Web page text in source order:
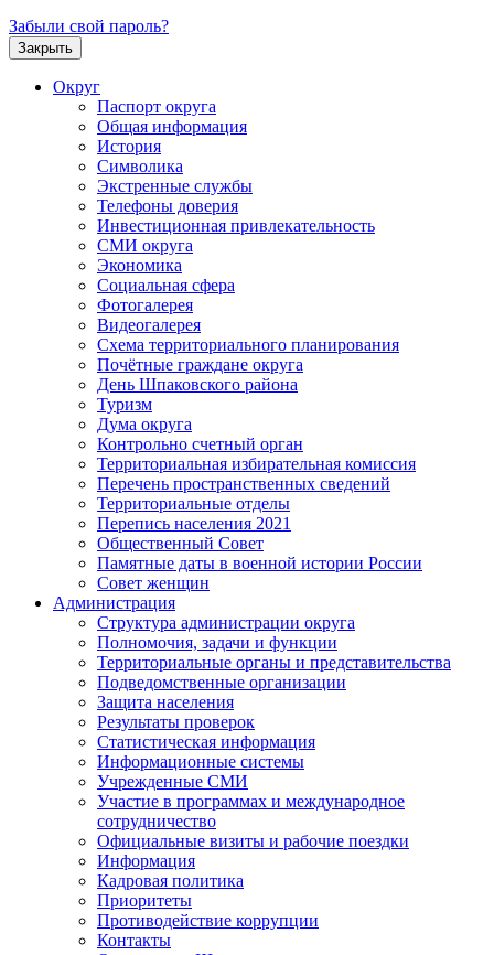
Забыли свой пароль?
Закрыть
Округ
Паспорт округа
Общая информация
История
Символика
Экстренные службы
Телефоны доверия
Инвестиционная привлекательность
СМИ округа
Экономика
Социальная сфера
Фотогалерея
Видеогалерея
Схема территориального планирования
Почётные граждане округа
День Шпаковского района
Туризм
Дума округа
Контрольно счетный орган
Территориальная избирательная комиссия
Перечень пространственных сведений
Территориальные отделы
Перепись населения 2021
Общественный Совет
Памятные даты в военной истории России
Совет женщин
Администрация
Структура администрации округа
Полномочия, задачи и функции
Территориальные органы и представительства
Подведомственные организации
Защита населения
Результаты проверок
Статистическая информация
Информационные системы
Учрежденные СМИ
Участие в программах и международное
сотрудничество
Официальные визиты и рабочие поездки
Информация
Кадровая политика
Приоритеты
Противодействие коррупции
Контакты